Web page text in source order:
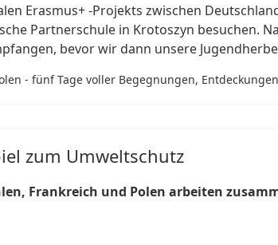
Erasmus+ -Projekts zwischen
Partnerschule in Krotoszyn besuchen.
bevor wir dann unsere
- fünf Tage voller Begegnungen,
zum Umweltschutz
Frankreich und Polen arbeiten